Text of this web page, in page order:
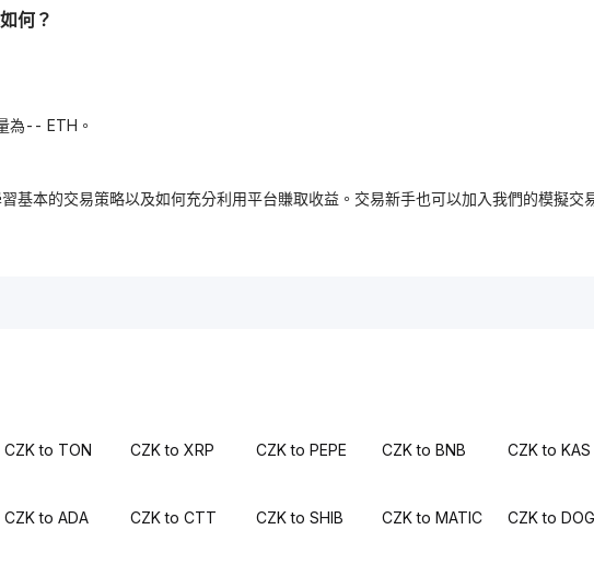
何？
為-- ETH。
基本的交易策略以及如何充分利用平台賺取收益。交易新手也可以加入我們的模擬交
CZK to TON CZK to XRP CZK to PEPE CZK to BNB CZK to KAS
CZK to ADA CZK to CTT CZK to SHIB CZK to MATIC CZK to